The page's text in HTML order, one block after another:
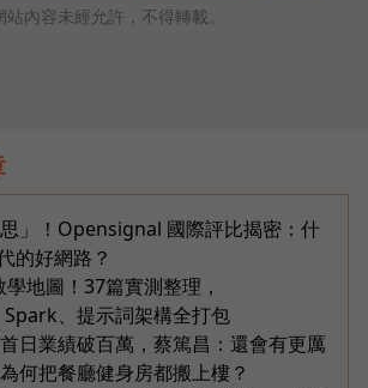
站內容未經允許，不得轉載。
」！Opensignal 國際評比揭密：什
的好網路？
地圖！37篇實測整理，
、提示詞架構全打包
日業績破百萬，蔡篤昌：還會有更厲
何把餐廳健身房都搬上樓？